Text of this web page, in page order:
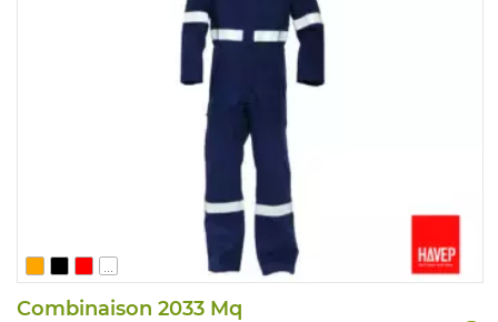
...
Combinaison 2033 Mq